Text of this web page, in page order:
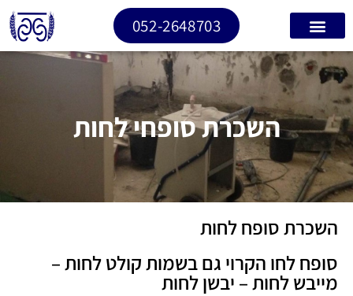
052-2648703
השכרת סופחי לחות
השכרת סופח לחות
סופח לחו הקרוי גם בשמות קולט לחות –
מייבש לחות – יבשן לחות